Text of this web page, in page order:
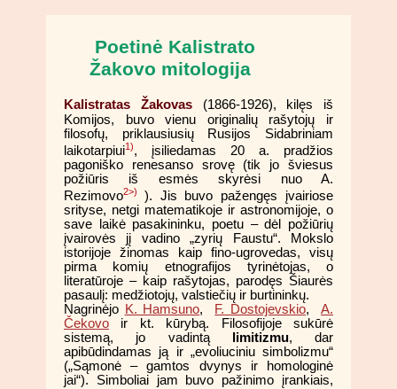
Poetinė Kalistrato
Žakovo mitologija
Kalistratas Žakovas(1866-1926), kilęs iš
Komijos, buvo vienu originalių rašytojų ir
filosofų, priklausiusių Rusijos Sidabriniam
laikotarpiui1), įsiliedamas 20 a. pradžios
pagoniško renesanso srovę (tik jo šviesus
požiūris iš esmės skyrėsi nuo A.
Rezimovo2>) ). Jis buvo pažengęs įvairiose
srityse, netgi matematikoje ir astronomijoje, o
save laikė pasakininku, poetu – dėl požiūrių
įvairovės jį vadino „zyrių Faustu“. Mokslo
istorijoje žinomas kaip fino-ugrovedas, visų
pirma komių etnografijos tyrinėtojas, o
literatūroje – kaip rašytojas, parodęs Šiaurės
pasaulį: medžiotojų, valstiečių ir burtininkų.
Nagrinėjo K. Hamsuno, F. Dostojevskio,A.
Čekovo ir kt. kūrybą. Filosofijoje sukūrė
sistemą, jo vadintą
limitizmu, dar
apibūdindamas ją ir „evoliuciniu simbolizmu“
(„Sąmonė – gamtos dvynys ir homologinė
jai“). Simboliai jam buvo pažinimo įrankiais,